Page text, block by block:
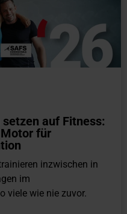
auf Fitness:
für
inzwischen in
im
viele wie nie zuvor.